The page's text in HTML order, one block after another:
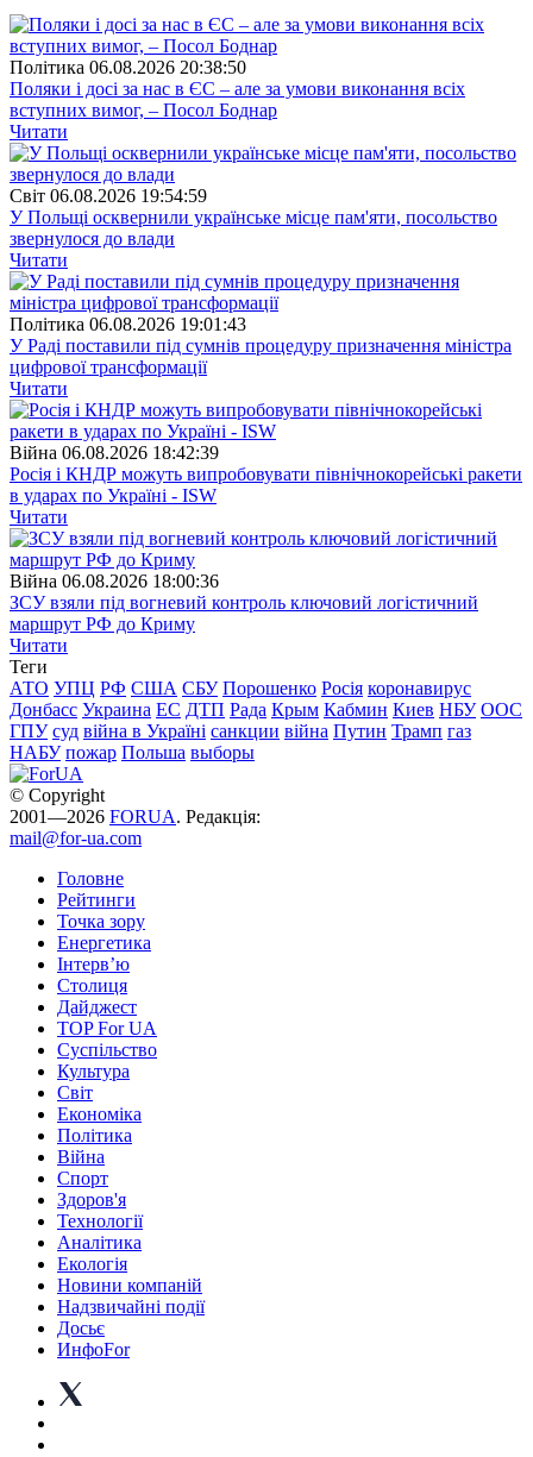
Полiтика 06.08.2026 20:38:50
Поляки і досі за нас в ЄС – але за умови виконання всіх
вступних вимог, – Посол Боднар
Читати
Свiт 06.08.2026 19:54:59
У Польщі осквернили українське місце пам'яти, посольство
звернулося до влади
Читати
Полiтика 06.08.2026 19:01:43
У Раді поставили під сумнів процедуру призначення міністра
цифрової трансформації
Читати
Війна 06.08.2026 18:42:39
Росія і КНДР можуть випробовувати північнокорейські ракети
в ударах по Україні - ISW
Читати
Війна 06.08.2026 18:00:36
ЗСУ взяли під вогневий контроль ключовий логістичний
маршрут РФ до Криму
Читати
Теги
АТО УПЦ РФ США СБУ Порошенко Росія коронавирус
Донбасс Украина ЕС ДТП Рада Крым Кабмин Киев НБУ ООС
ГПУ суд війна в Україні санкции війна Путин Трамп газ
НАБУ пожар Польша выборы
© Copyright
2001—2026 FORUA. Редакція:
mail@for-ua.com
Головне
Рейтинги
Точка зору
Енергетика
Інтерв’ю
Столиця
Дайджест
TOP For UA
Суспiльство
Культура
Світ
Економіка
Політика
Війна
Спорт
Здоров'я
Технології
Аналітика
Екологія
Новини компаній
Надзвичайні події
Досьє
ИнфоFor